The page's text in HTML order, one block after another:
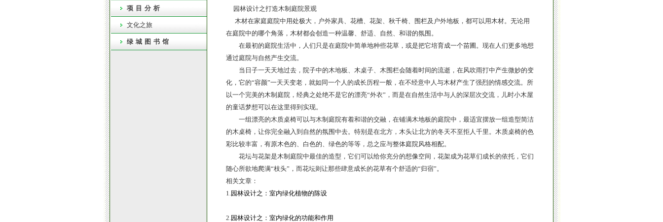
项目分析
文化之旅
绿城图书馆
园林设计之打造木制庭院景观
木材在家庭庭院中用处极大，户外家具、花槽、花架、秋千椅、围栏及户外地板，都可以用木材。无论用
在庭院中的哪个角落，木材都会创造一种温馨、舒适、自然、和谐的氛围。
在最初的庭院生活中，人们只是在庭院中简单地种些花草，或是把它培育成一个苗圃。现在人们更多地想
通过庭院与自然产生交流。
当日子一天天地过去，院子中的木地板、木桌子、木围栏会随着时间的流逝，在风吹雨打中产生微妙的变
化，它的“容颜”一天天变老，就如同一个人的成长历程一般，在不经意中人与木材产生了强烈的情感交流。所
以一个完美的木制庭院，经典之处绝不是它的漂亮“外衣”，而是在自然生活中与人的深层次交流，儿时小木屋
的童话梦想可以在这里得到实现。
一组漂亮的木质桌椅可以与木制庭院有着和谐的交融，在铺满木地板的庭院中，最适宜摆放一组造型简洁
的木桌椅，让你完全融入到自然的氛围中去。特别是在北方，木头让北方的冬天不至拒人千里。木质桌椅的色
彩比较丰富，有原木色的、白色的、绿色的等等，总之应与整体庭院风格相配。
花坛与花架是木制庭院中最佳的造型，它们可以给你充分的想像空间，花架成为花草们成长的依托，它们
随心所欲地爬满“枝头”，而花坛则让那些肆意成长的花草有个舒适的“归宿”。
相关文章：
1.园林设计之：室内绿化植物的陈设
2.园林设计之：室内绿化的功能和作用